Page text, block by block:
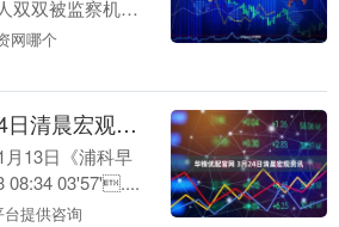
双双被监察机关
波动，让不少
网哪个
华锋优配官网 3月24日清晨宏观资讯
13日《浦科早
08:34 03'57'....
提供咨询